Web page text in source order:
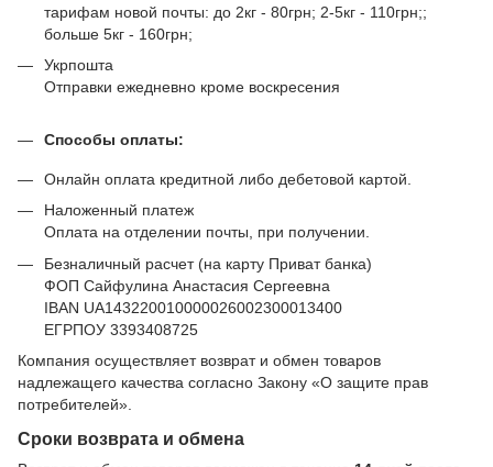
тарифам новой почты: до 2кг - 80грн; 2-5кг - 110грн;;
больше 5кг - 160грн;
Укрпошта
Отправки ежедневно кроме воскресения
Способы оплаты:
Онлайн оплата кредитной либо дебетовой картой.
Наложенный платеж
Оплата на отделении почты, при получении.
Безналичный расчет (на карту Приват банка)
ФОП Сайфулина Анастасия Сергеевна
IBAN UA143220010000026002300013400
ЕГРПОУ 3393408725
Компания осуществляет возврат и обмен товаров
надлежащего качества согласно Закону «О защите прав
потребителей»
Сроки возврата и обмена